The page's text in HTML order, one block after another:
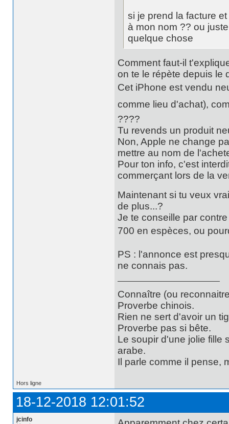
si je prend la facture
à mon nom ?? ou
quelque chose
Comment faut-il
on te le répète depuis le
Cet iPhone est vendu
comme lieu d'achat),
????
Tu revends un produit
Non, Apple ne change
mettre au nom de
Pour ton info, c'est
commerçant lors de la
Maintenant si tu veux
de plus...?
Je te conseille par
700 en espèces, ou
PS : l'annonce est
ne connais pas.
Connaître (ou
Proverbe chinois.
Rien ne sert d'avoir un
Proverbe pas si bête.
Le soupir d'une jolie fille
arabe.
Il parle comme il pense,
Hors ligne
18-12-2018 12:01:52
jcinfo